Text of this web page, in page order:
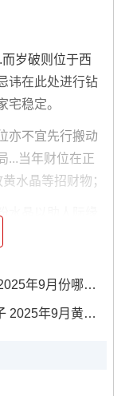
岁破则位于西
讳在此处进行钻
稳定。
亦不宜先行搬动
...当年财位在正
水晶等招财物；
水晶以助人际缘
东北方;利于安
如户主属狗，则
份哪天适合去寺庙
9月黄历详细解读